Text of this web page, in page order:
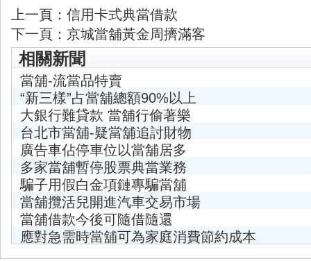
上一頁： 信用卡式典當借款
下一頁： 京城當舖黃金周擠滿客
相關新聞
當舖-流當品特賣
“新三樣”占當舖總額90%以上
大銀行難貸款 當舖行偷著樂
台北市當舖-疑當舖追討財物
廣告車佔停車位以當舖居多
多家當舖暫停股票典當業務
騙子用假白金項鏈專騙當舖
當舖攬活兒開進汽車交易市場
當舖借款今後可隨借隨還
應對急需時當舖可為家庭消費節約成本